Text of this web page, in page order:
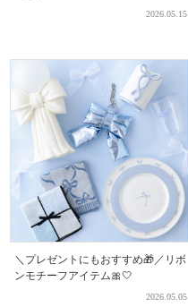
2026.05.15
＼プレゼントにもおすすめ🎁／リボ
ンモチーフアイテム🎀🤍
2026.05.05